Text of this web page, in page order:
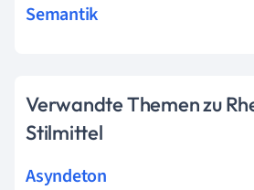
Semantik
Verwandte Themen zu
Stilmittel
Asyndeton